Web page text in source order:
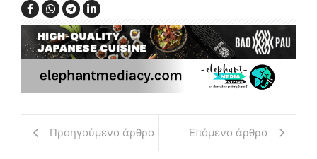
Προηγούμενο άρθρο Επόμενο άρθρο